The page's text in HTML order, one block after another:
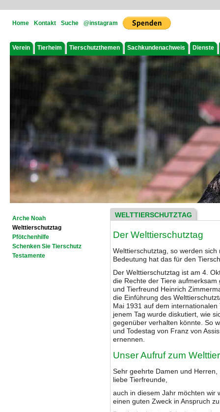
Home Kontakt Suche @instagram
Verein Tierheim Tierschutzthemen Sachkundenachweis Dienste
Arche Noah
Welttierschutztag
Pfötchenhilfe
Schenken Sie Tierschutz
Testamente
WELTTIERSCHUTZTAG
Der Welttierschutztag
Welttierschutztag, so werden
Bedeutung hat das für den
Der Welttierschutztag ist am 4.
die Rechte der Tiere
und Tierfreund Heinrich
die Einführung des
Mai 1931 auf dem
jenem Tag wurde diskutiert, wie
gegenüber verhalten könnte. So
und Todestag von Franz von
ernennen.
Unser Aufruf zum
Sehr geehrte Damen und Herren,
liebe Tierfreunde,
auch in diesem Jahr möchten wir
einen guten Zweck in Anspruch